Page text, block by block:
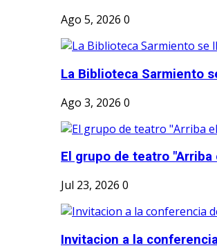
Ago 5, 2026 0
La Biblioteca Sarmiento
Ago 3, 2026 0
El grupo de teatro
Jul 23, 2026 0
Invitacion a la